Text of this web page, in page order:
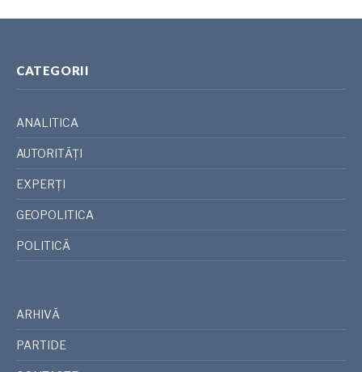
CATEGORII
ANALITICA
AUTORITĂȚI
EXPERȚI
GEOPOLITICA
POLITICĂ
ARHIVĂ
PARTIDE